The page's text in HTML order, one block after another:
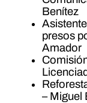
Benítez
presos
Amador
– Miguel